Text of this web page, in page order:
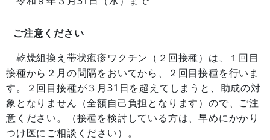
ご注意ください
乾燥組換え帯状疱疹ワクチン（２回接種）は、１回目
接種から２月の間隔をおいてから、２回目接種を行いま
す。２回目接種が３月31日を超えてしまうと、助成の対
象となりません（全額自己負担となります）ので、ご注
意ください。（接種を検討している方は、早めにかかり
つけ医にご相談ください）。